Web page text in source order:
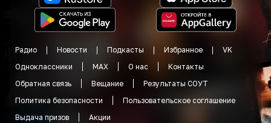
Радио Новости Подкасты Избранное
VK
Одноклассники
MAX О нас
Контакты
Обратная связь
Вещание
Результаты СОУТ
Политика безопасности
Пользовательское соглашение
Выдача призов
Акции